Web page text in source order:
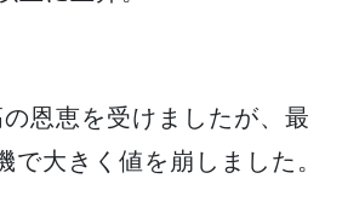
恩恵を受けましたが、最
で大きく値を崩しました。